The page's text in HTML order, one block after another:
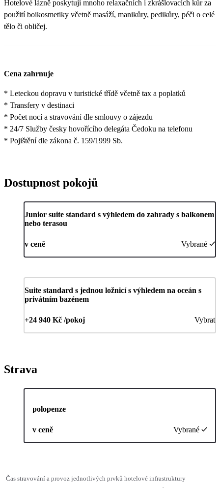
Hotelové lázně poskytují mnoho relaxačních i zkrášlovacích kůr za
použití boikosmetiky včetně masáží, manikůry, pedikůry, péči o celé
tělo či obličej.
Cena zahrnuje
* Leteckou dopravu v turistické třídě včetně tax a poplatků
* Transfery v destinaci
* Počet nocí a stravování dle smlouvy o zájezdu
* 24/7 Služby česky hovořícího delegáta Čedoku na telefonu
* Pojištění dle zákona č. 159/1999 Sb.
Dostupnost pokojů
Junior suite standard s výhledem do zahrady s balkonem
nebo terasou
v ceně Vybrané
Suite standard s jednou ložnicí s výhledem na oceán s
privátním bazénem
+24 940 Kč /pokoj Vybrat
Strava
polopenze
v ceně Vybrané
Čas stravování a provoz jednotlivých prvků hotelové infrastruktury